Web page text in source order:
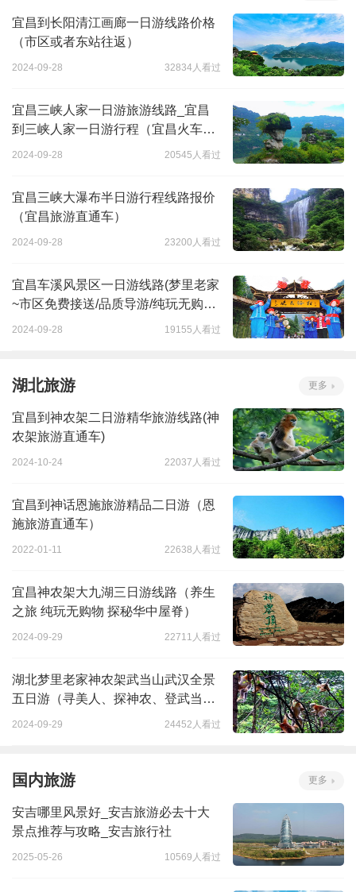
宜昌到长阳清江画廊一日游线路价格
（市区或者东站往返）
2024-09-28 32834人看过
宜昌三峡人家一日游旅游线路_宜昌
到三峡人家一日游行程（宜昌火车站
往返）
2024-09-28 20545人看过
宜昌三峡大瀑布半日游行程线路报价
（宜昌旅游直通车）
2024-09-28 23200人看过
宜昌车溪风景区一日游线路(梦里老家
~市区免费接送/品质导游/纯玩无购
物）
2024-09-28 19155人看过
湖北旅游 更多
宜昌到神农架二日游精华旅游线路(神
农架旅游直通车)
2024-10-24 22037人看过
宜昌到神话恩施旅游精品二日游（恩
施旅游直通车）
2022-01-11 22638人看过
宜昌神农架大九湖三日游线路（养生
之旅 纯玩无购物 探秘华中屋脊）
2024-09-29 22711人看过
湖北梦里老家神农架武当山武汉全景
五日游（寻美人、探神农、登武当、
品三国）
2024-09-29 24452人看过
国内旅游 更多
安吉哪里风景好_安吉旅游必去十大
景点推荐与攻略_安吉旅行社
2025-05-26 10569人看过